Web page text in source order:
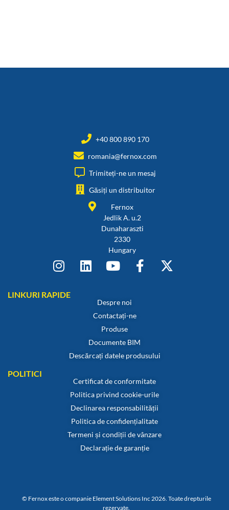
+40 800 890 170
romania@fernox.com
Trimiteți-ne un mesaj
Găsiți un distribuitor
Fernox
Jedlik A. u.2
Dunaharaszti
2330
Hungary
LINKURI RAPIDE
Despre noi
Contactați-ne
Produse
Documente BIM
Descărcați datele produsului
POLITICI
Certificat de conformitate
Politica privind cookie-urile
Declinarea responsabilității
Politica de confidențialitate
Termeni și condiții de vânzare
Declarație de garanție
© Fernox este o companie Element Solutions Inc 2026. Toate drepturile
rezervate.